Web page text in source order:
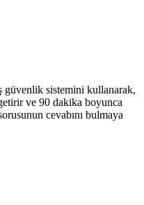
güvenlik sistemini kullanarak,
ve 90 dakika boyunca
cevabını bulmaya